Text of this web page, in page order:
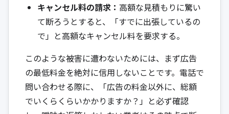
キャンセル料の請求： 高額な見積もりに驚い
て断ろうとすると、「すでに出張しているの
で」と高額なキャンセル料を要求する。
このような被害に遭わないためには、まず広告
の最低料金を絶対に信用しないことです。電話で
問い合わせる際に、「広告の料金以外に、総額
でいくらくらいかかりますか？」と必ず確認